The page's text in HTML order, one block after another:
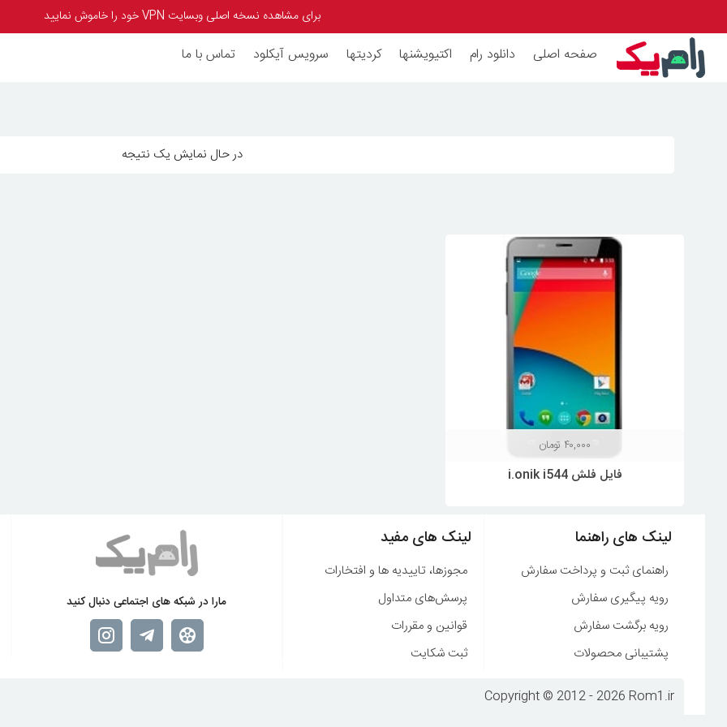
برای مشاهده نسخه اصلی وبسایت VPN خود را خاموش نمایید
صفحه اصلی دانلود رام اکتیویشنها کردیتها سرویس آیکلود تماس با ما
در حال نمایش یک نتیجه
فایل فلش i.onik i544
۴۰,۰۰۰ تومان
لینک های راهنما
راهنمای ثبت و پرداخت سفارش
رویه پیگیری سفارش
رویه برگشت سفارش
پشتیبانی محصولات
لینک های مفید
مجوزها، تاییدیه ها و افتخارات
پرسش‌های متداول
قوانین و مقررات
ثبت شکایت
مارا در شبکه های اجتماعی دنبال کنید
Copyright © 2012 - 2026 Rom1.ir